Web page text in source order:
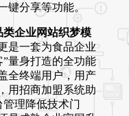
键分享等功能。
企业网站织梦模
是一套为食品企业
量身打造的全功能
全终端用户，用产
用招商加盟系统助
理降低技术门